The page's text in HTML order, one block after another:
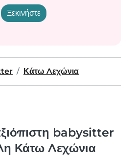
Ξεκινήστε
Κάτω Λεχώνια
babysitter
Κάτω Λεχώνια